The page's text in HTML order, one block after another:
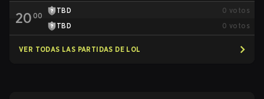
20 00
TBD 0 votos
TBD
0 votos
VER TODAS LAS PARTIDAS DE LOL